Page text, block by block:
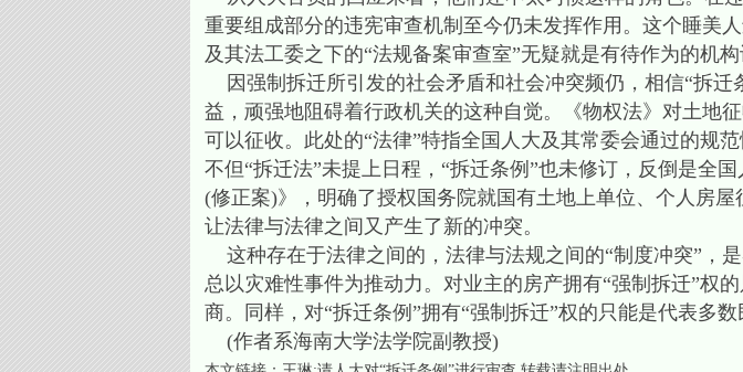
重要组成部分的违宪审查机制至今仍未发挥作用。这个睡美
及其法工委之下的“法规备案审查室”无疑就是有待作为的机构
因强制拆迁所引发的社会矛盾和社会冲突频仍，相信“拆迁
益，顽强地阻碍着行政机关的这种自觉。《物权法》对土地
可以征收。此处的“法律”特指全国人大及其常委会通过的规
不但“拆迁法”未提上日程，“拆迁条例”也未修订，反倒是全
(修正案)》，明确了授权国务院就国有土地上单位、个人房
让法律与法律之间又产生了新的冲突。
这种存在于法律之间的，法律与法规之间的“制度冲突”，
总以灾难性事件为推动力。对业主的房产拥有“强制拆迁”权
商。同样，对“拆迁条例”拥有“强制拆迁”权的只能是代表多
(作者系海南大学法学院副教授)